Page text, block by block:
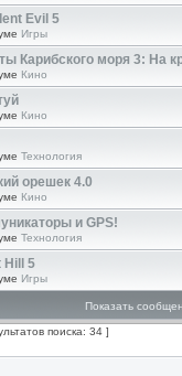
Evil 5
Игры
Карибского моря 3: На
Кино
Кино
Технология
орешек 4.0
Кино
и GPS!
Технология
Hill 5
Игры
Показать
поиска: 34 ]